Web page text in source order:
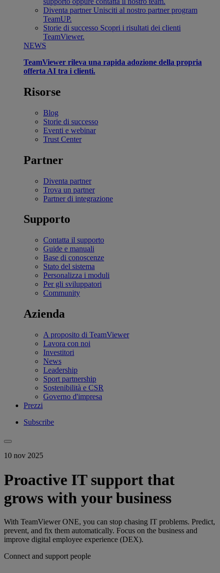
Diventa partner Unisciti al nostro partner program
TeamUP.
Storie di successo Scopri i risultati dei clienti
TeamViewer.
NEWS
TeamViewer rileva una rapida adozione della propria
offerta AI tra i clienti.
Risorse
Blog
Storie di successo
Eventi e webinar
Trust Center
Partner
Diventa partner
Trova un partner
Partner di integrazione
Supporto
Contatta il supporto
Guide e manuali
Base di conoscenze
Stato del sistema
Personalizza i moduli
Per gli sviluppatori
Community
Azienda
A proposito di TeamViewer
Lavora con noi
Investitori
News
Leadership
Sport partnership
Sostenibilità e CSR
Governo d'impresa
Prezzi
Subscribe
10 nov 2025
Proactive IT support that
grows with your business
With TeamViewer ONE, you can stop chasing IT problems. Predict,
prevent, and fix them automatically. Focus on the business and
improve digital employee experience (DEX).
Connect and support people